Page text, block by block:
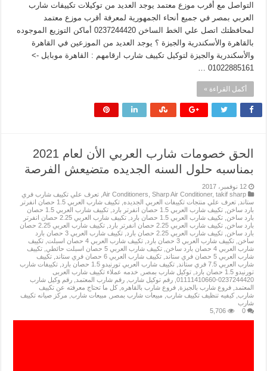
التواصل مع أقرب موزع معتمد يوجد العديد من توكيلات تكييفات شارب
العربي بمصر في جميع أنحاء الجمهورية لمعرفة أقرب موزع معتمد
لمحافظتك اتصل علي الخط الساخن 0237244420 أماكن التوزيع الموجوده
بالقاهرة والأسكندرية والجيزة ؟ يوجد العديد من الموزعين في القاهرة
والأسكندرية والجيزة لتوكيل تكييف شارب ارقامهم : القاهرة موبايل ->
01022885161 …
أكمل القراءة »
الحق خصومات شارب العربي الأن لعام 2021
بمناسبه حلول السنه الجديده متضيعش الفرصة
12 نوفمبر، 2017
Air Conditioners ,Sharp Air Conditioner,takif sharp
, تعرف علي تكييف شارب فري
ستاند
تعرف علي منتجات تكييفات العربي الجديده,
تكييف شارب العربي 1.5 حصان انفرتر
بارد ساخن تكييف شارب العربي 1.5 حصان انفرتر بارد
تكييف شارب العربي 1.5 حصان
بارد ساخن تكييف شارب العربي 1.5 حصان بارد
تكييف شارب العربي 2.25 حصان انفرتر
بارد ساخن تكييف شارب العربي 2.25 حصان انفرتر بارد
تكييف شارب العربي 2.25 حصان
بارد ساخن تكييف شارب العربي 2.25 حصان بارد
تكييف شارب العربي 3 حصان بارد
ساخن تكييف شارب العربي 3 حصان بارد تكييف شارب العربي 4 حصان اسبلت , تكييف
شارب العربي 4 حصان بارد ساخن
تكييف شارب العربي 5 حصان اسبلت حائطي
تكييف
شارب العربي 5 حصان فري ستاند
تكييف شارب العربي 6 حصان فري ستاند
تكييف
شارب العربي 7.5 فري ستاند
تكييف شارب العربي تورنيدو 1.5 حصان بارد
تكييفات شارب
تورنيدو 1.5 حصان بارد
توكيل شارب بمصر
خدمه عملاء تكييف شارب العربى
0237244420-01111410660
, رقم توكيل شارب, رقم شارب المعتمد
رقم وكيل شارب
المعتمد
فروع شارب بالجيزة, فروع شارب بالقاهره, كل ما تحتاج معرفته عن تكييف
شارب, كيفيه تنظيف تكييف شارب, مبيعات شارب بمصر مبيعات شارب, مركز صيانه تكييف
شارب
0
5,706